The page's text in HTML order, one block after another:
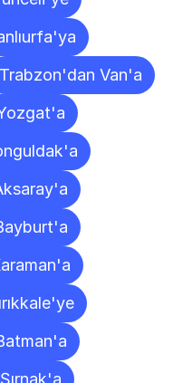
Trabzon'dan Van'a